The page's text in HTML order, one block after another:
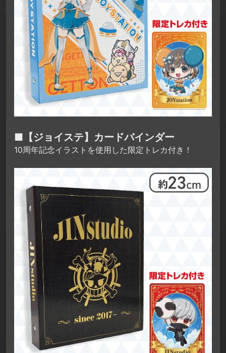
■【ジョイステ】カードバインダー
10周年記念イラストを使用した限定トレカ付き！